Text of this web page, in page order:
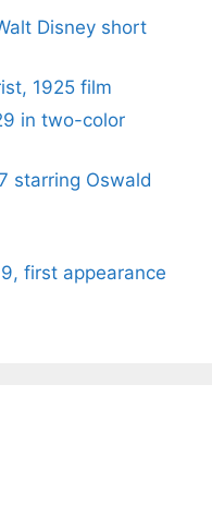
Disney short
1925 film
in two-color
starring Oswald
first appearance